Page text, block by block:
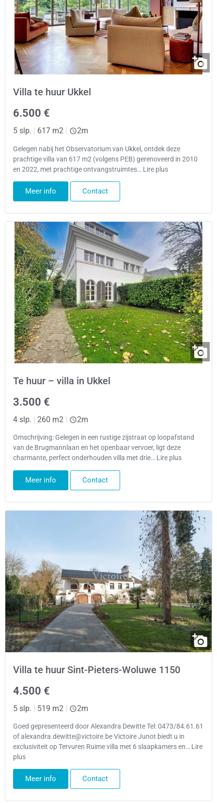
Villa te huur Ukkel
6.500 €
5 slp. | 617 m2 | 2m
Gelegen nabij het Observatorium van Ukkel, ontdek deze
prachtige villa van 617 m2 (volgens PEB) gerenoveerd in 2010
en 2022, met prachtige ontvangstruimtes… Lire plus
Meer info Contact
Te huur – villa in Ukkel
3.500 €
4 slp. | 260 m2 | 2m
Omschrijving: Gelegen in een rustige zijstraat op loopafstand
van de Brugmannlaan en het openbaar vervoer, ligt deze
charmante, perfect onderhouden villa met drie… Lire plus
Meer info Contact
Villa te huur Sint-Pieters-Woluwe 1150
4.500 €
5 slp. | 519 m2 | 2m
Goed gepresenteerd door Alexandra Dewitte Tel: 0473/84.61.61
of alexandra.dewitte@victoire.be Victoire Junot biedt u in
exclusiviteit op Tervuren Ruime villa met 6 slaapkamers en… Lire
plus
Meer info Contact